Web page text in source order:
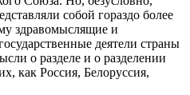
собой гораздо более
здравомыслящие и
деятели страны
о разделе и о разделении
как Россия, Белоруссия,